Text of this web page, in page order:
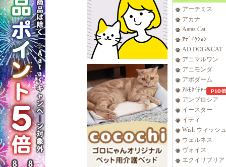
アーテミス
アカナ
Aatas Cat
ｱﾃﾞｨｸｼｮﾝ
AD.DOG&CAT
アニマルワン
アニモンダ
アボダーム
ｱﾙﾓﾈｲﾁｬｰ
アンブロシア
イースター
イティ
Wish ウィッシュ
ウェルネス
ヴォイス
エクイリブリア